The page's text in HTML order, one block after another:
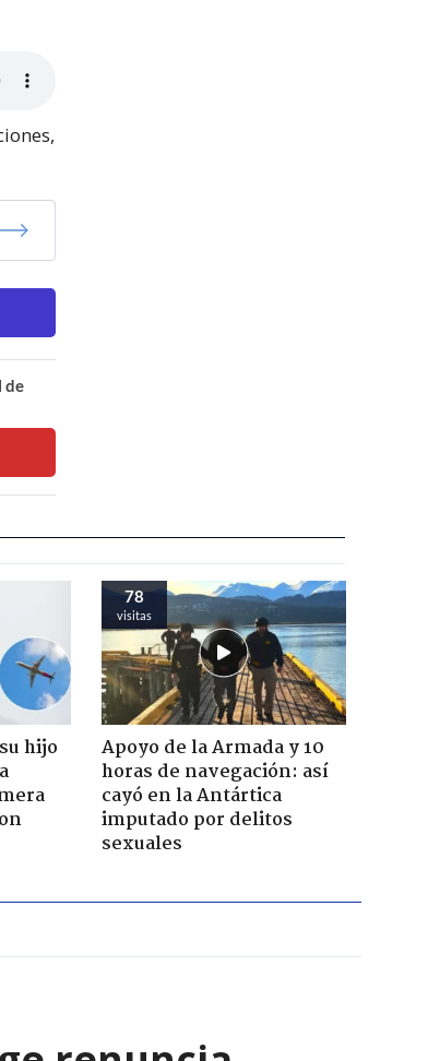
de
hijo
78
visitas
Apoyo de la Armada y 10
horas de navegación: así
cayó en la Antártica
imputado por delitos
sexuales